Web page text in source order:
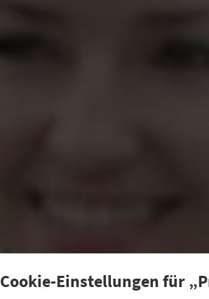
Cookie-Einstellungen für